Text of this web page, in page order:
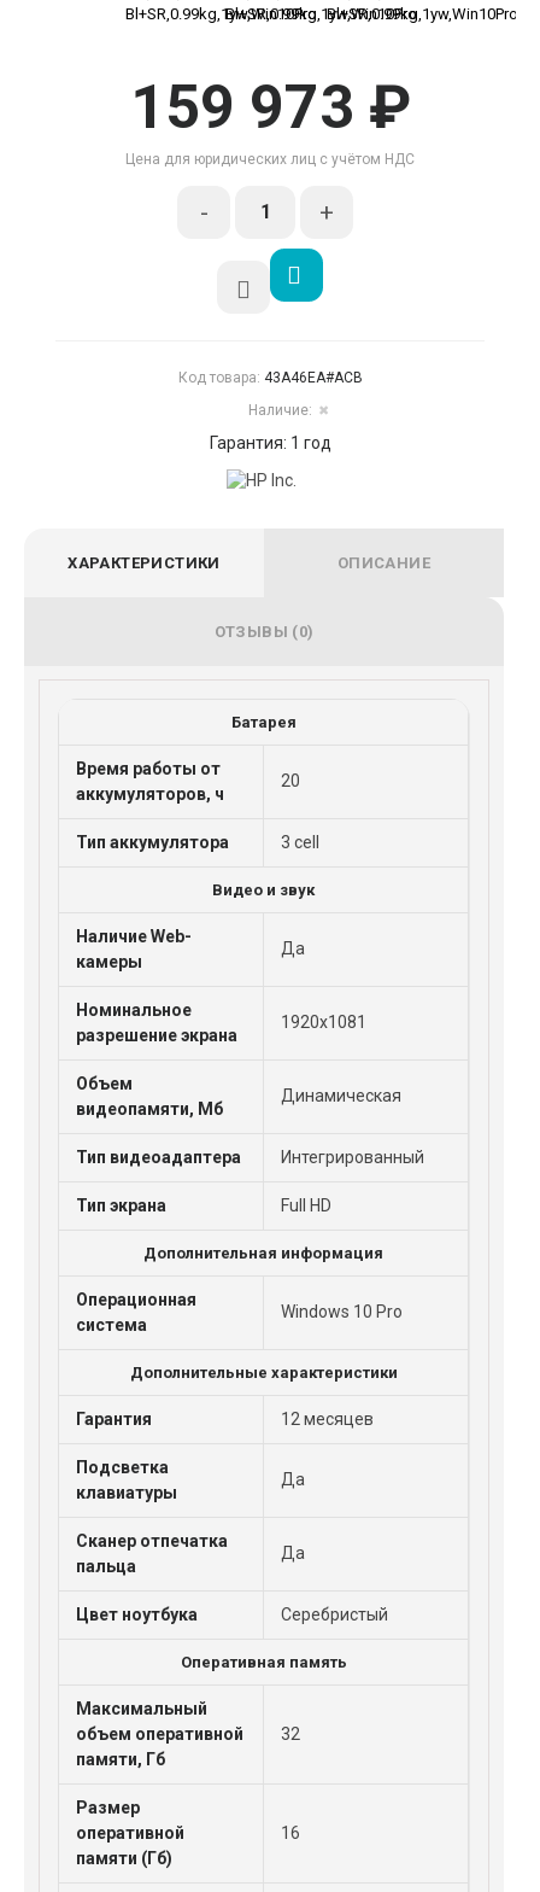
ХАРАКТЕРИСТИКИ ОПИСАНИЕ
ОТЗЫВЫ (0)
Батарея
Время работы от
аккумуляторов, ч
20
Тип аккумулятора 3 cell
Видео и звук
Наличие Web-
камеры
Да
Номинальное
разрешение экрана
1920x1081
Объем
видеопамяти, Мб
Динамическая
Тип видеоадаптера Интегрированный
Тип экрана Full HD
Дополнительная информация
Операционная
система
Windows 10 Pro
Дополнительные характеристики
Гарантия 12 месяцев
Подсветка
клавиатуры
Да
Сканер отпечатка
пальца
Да
Цвет ноутбука Серебристый
Оперативная память
Максимальный
объем оперативной
памяти, Гб
32
Размер
оперативной
памяти (Гб)
16
159 973 ₽
Цена для юридических лиц с учётом НДС
- +
Код товара: 43A46EA#ACB
Наличие: ✖
Гарантия: 1 год